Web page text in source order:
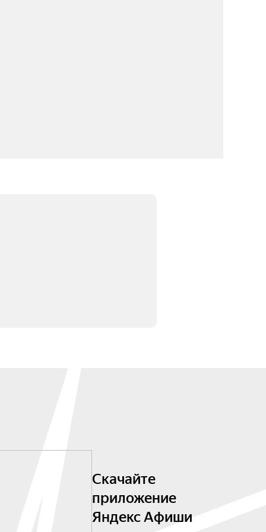
Скачайте
приложение
Яндекс Афиши